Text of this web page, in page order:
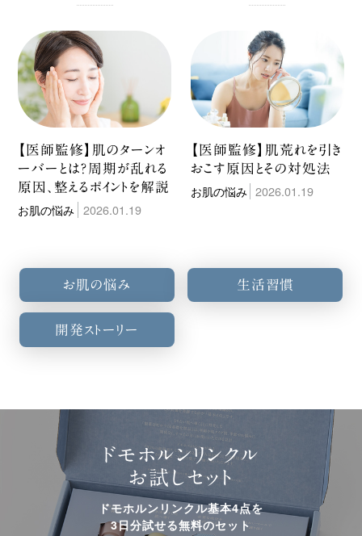
【医師監修】肌のターンオ
ーバーとは？周期が乱れる
原因、整えるポイントを解説
お肌の悩み 2026.01.19
【医師監修】肌荒れを引き
おこす原因とその対処法
お肌の悩み 2026.01.19
お肌の悩み 生活習慣
開発ストーリー
ドモホルンリンクル
お試しセット
ドモホルンリンクル基本4点を
3日分試せる無料のセット